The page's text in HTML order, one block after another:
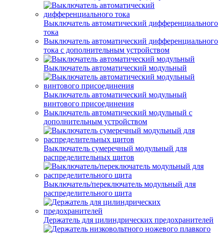
Выключатель автоматический дифференциального
тока
Выключатель автоматический дифференциального
тока с дополнительным устройством
Выключатель автоматический модульный
Выключатель автоматический модульный
винтового присоединения
Выключатель автоматический модульный с
дополнительным устройством
Выключатель сумеречный модульный для
распределительных щитов
Выключатель/переключатель модульный для
распределительного щита
Держатель для цилиндрических предохранителей